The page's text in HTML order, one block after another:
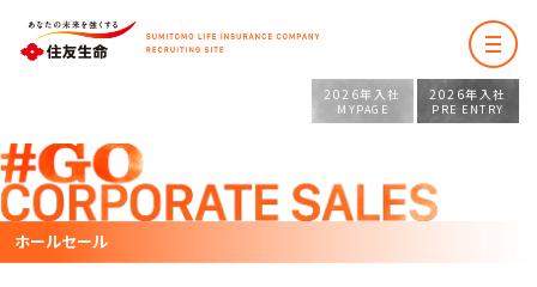
2026年入社
MYPAGE
2026年入社
PRE ENTRY
ホールセール